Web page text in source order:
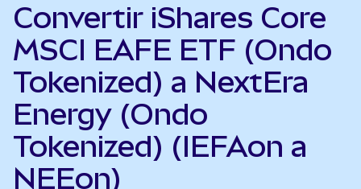
Convertir iShares Core
MSCI EAFE ETF (Ondo
Tokenized) a NextEra
Energy (Ondo
Tokenized) (IEFAon a
NEEon)